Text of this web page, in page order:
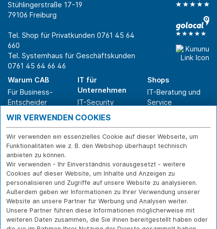
Stühlingerstraße 17-19
79106 Freiburg
Tel. Shop für Privatkunden 0761 45 64
660
Tel. Systemhaus für Geschäftskunden
0761 45 64 66 46
Warum CAB
Für Business-
Entscheider
Für IT-Leiter
Für Privatkunden
Erfolgsgeschichte
n
Branchen
IT für
Unternehmen
IT-Security
IT-Infrastruktur
IT-Service
Softwarelösungen
WLAN-Lösungen
Shops
IT-Beratung und
Service
Versand- und
Zahlarten
Widerruf
Über CAB
Karriere
Sponsoring
Partner
News
Kontakt
IMPRESSUM
DATENSCHUTZ
FERNWARTUNG
WIR VERWENDEN COOKIES
Wir verwenden ein essenzielles Cookie auf dieser Webseite, um
Funktionalitäten wie z. B. den Webshop überhaupt technisch
anbieten zu können.
Wir verwenden - Ihr Einverständnis vorausgesetzt - weitere
Cookies auf dieser Website, um Inhalte und Anzeigen zu
personalisieren und Zugriffe auf unsere Website zu analysieren.
Außerdem geben wir Informationen zu Ihrer Verwendung unserer
Website an unsere Partner für Werbung und Analysen weiter.
Unsere Partner führen diese Informationen möglicherweise mit
weiteren Daten zusammen, die Sie ihnen bereitgestellt haben oder